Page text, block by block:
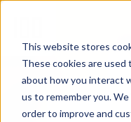
This website stores
These cookies are
about how you interact
us to remember you.
order to improve and